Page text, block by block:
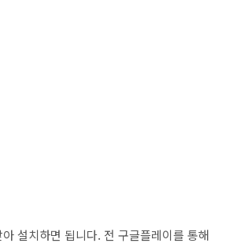
설치하면 됩니다. 전 구글플레이를 통해